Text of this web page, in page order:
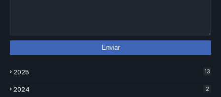
2025 13
2024 2